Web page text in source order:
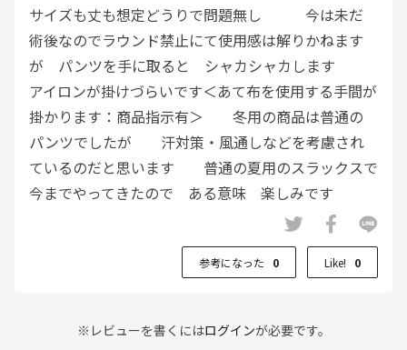
サイズも丈も想定どうりで問題無し 今は未だ
術後なのでラウンド禁止にて使用感は解りかねます
が パンツを手に取ると シャカシャカします
アイロンが掛けづらいです＜あて布を使用する手間が
掛かります：商品指示有＞ 冬用の商品は普通の
パンツでしたが 汗対策・風通しなどを考慮され
ているのだと思います 普通の夏用のスラックスで
今までやってきたので ある意味 楽しみです
術後経過 ラウンドＯＫでるのがいつや
ら・・・・ 準備だけはしたくて 我慢できず購入
参考になった 0 Like! 0
※レビューを書くにはログインが必要です。